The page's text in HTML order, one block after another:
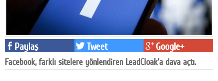
Teknoloji
Televizyon
Dünya
Pr
Paylaş Tweet Google+
Facebook, farklı sitelere yönlendiren LeadCloak'a dava açtı.